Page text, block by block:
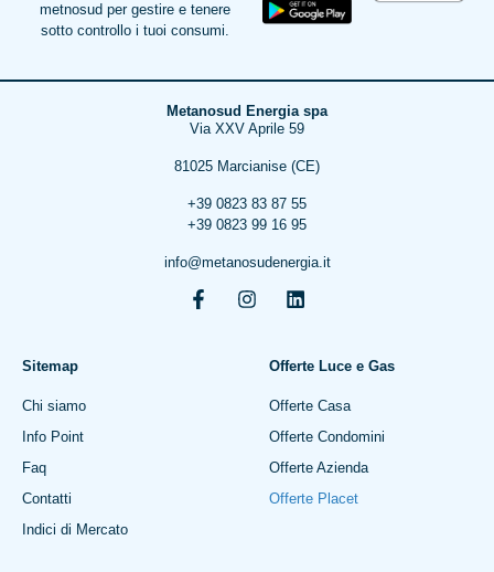
metnosud per gestire e tenere
sotto controllo i tuoi consumi.
Metanosud Energia spa
Via XXV Aprile 59
81025 Marcianise (CE)
+39 0823 83 87 55
+39 0823 99 16 95
info@metanosudenergia.it
Sitemap
Chi siamo
Info Point
Faq
Contatti
Indici di Mercato
Offerte Luce e Gas
Offerte Casa
Offerte Condomini
Offerte Azienda
Offerte Placet